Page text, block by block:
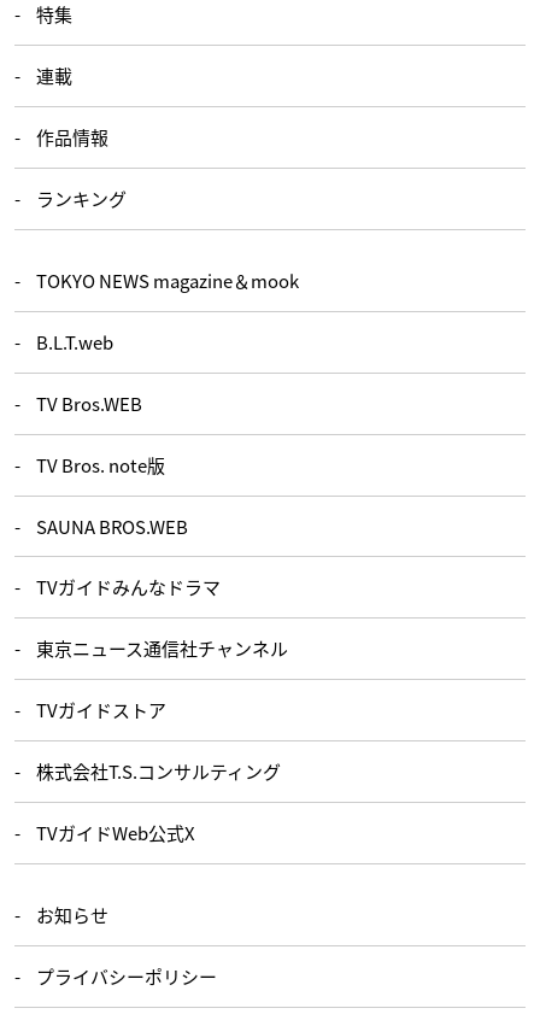
特集
連載
作品情報
ランキング
TOKYO NEWS magazine＆mook
B.L.T.web
TV Bros.WEB
TV Bros. note版
SAUNA BROS.WEB
TVガイドみんなドラマ
東京ニュース通信社チャンネル
TVガイドストア
株式会社T.S.コンサルティング
TVガイドWeb公式X
お知らせ
プライバシーポリシー